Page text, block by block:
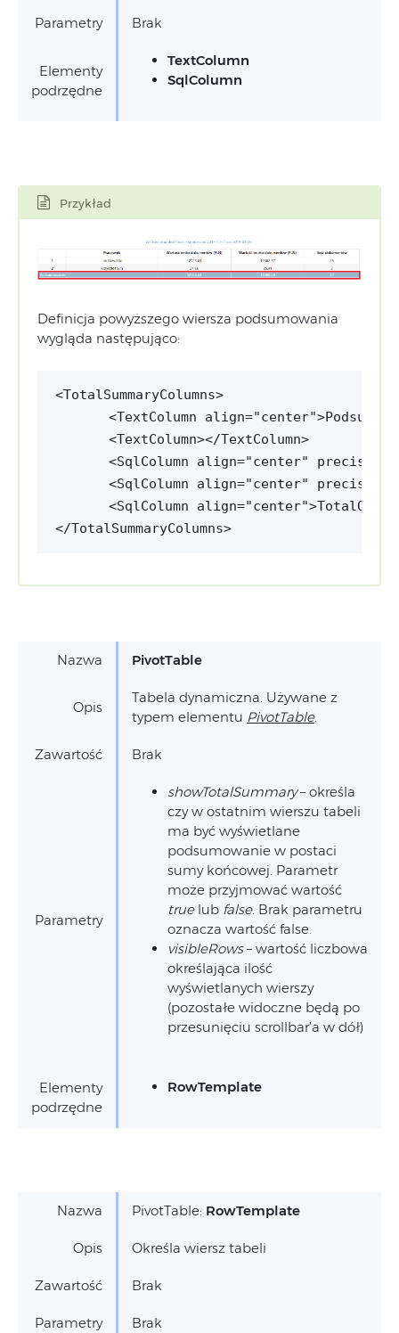
Parametry Brak
Elementy
podrzędne
TextColumn
SqlColumn
Przykład
Definicja powyższego wiersza podsumowania
wygląda następująco:
<TextColumn
<TextColumn></TextColumn>
<SqlColumn align="center"
<SqlColumn align="center"
<SqlColumn
</TotalSummaryColumns>
Nazwa PivotTable
Opis
Tabela dynamiczna. Używane z
typem elementu PivotTable.
Zawartość Brak
Parametry
showTotalSummary– określa
czy w ostatnim wierszu tabeli
ma być wyświetlane
podsumowanie w postaci
sumy końcowej. Parametr
może przyjmować wartość
truelub false. Brak parametru
oznacza wartość false.
visibleRows– wartość liczbowa
określająca ilość
wyświetlanych wierszy
(pozostałe widoczne będą po
przesunięciu scrollbar’a w dół)
Elementy
podrzędne
RowTemplate
Nazwa PivotTable: RowTemplate
Opis Określa wiersz tabeli
Zawartość Brak
Parametry Brak